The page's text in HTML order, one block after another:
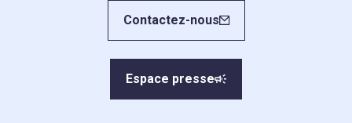
Contactez-nous
Espace presse